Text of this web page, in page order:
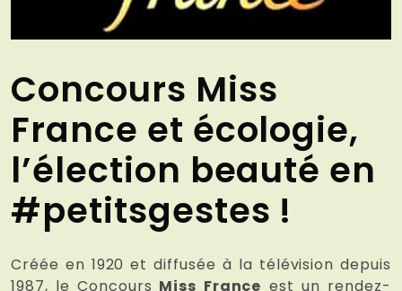
Concours Miss
France et écologie,
l’élection beauté en
#petitsgestes !
Créée en 1920 et diffusée à la télévision depuis
1987, le Concours Miss France est un rendez-